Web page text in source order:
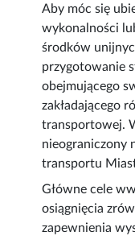
Aby móc się
wykonalności
środków
przygotowanie
obejmującego
zakładającego
transportowej.
nieograniczony
transportu
Główne cele
osiągnięcia
zapewnienia